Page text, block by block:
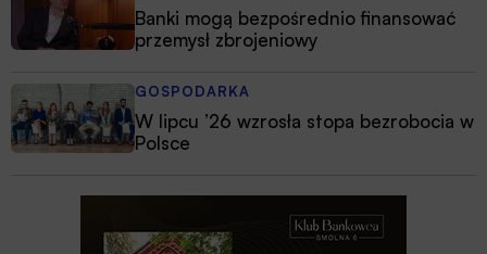
Banki mogą bezpośrednio finansować
przemysł zbrojeniowy
GOSPODARKA
W lipcu ’26 wzrosła stopa bezrobocia w
Polsce